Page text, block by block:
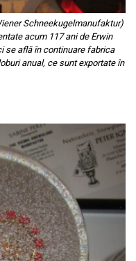
Schneekugelmanufaktur)
acum 117 ani de Erwin
se află în continuare fabrica
anual, ce sunt exportate în